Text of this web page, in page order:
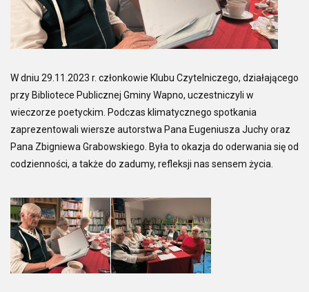
W dniu 29.11.2023 r. członkowie Klubu Czytelniczego, działającego
przy Bibliotece Publicznej Gminy Wapno, uczestniczyli w
wieczorze poetyckim. Podczas klimatycznego spotkania
zaprezentowali wiersze autorstwa Pana Eugeniusza Juchy oraz
Pana Zbigniewa Grabowskiego. Była to okazja do oderwania się od
codzienności, a także do zadumy, refleksji nas sensem życia.